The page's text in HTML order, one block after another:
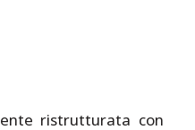
ristrutturata con